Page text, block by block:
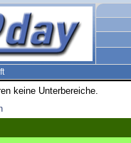
keine Unterbereiche.